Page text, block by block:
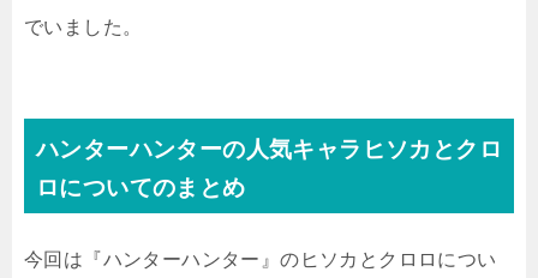
でいました。
ハンターハンターの人気キャラヒソカとクロ
ロについてのまとめ
今回は『ハンターハンター』のヒソカとクロロについ